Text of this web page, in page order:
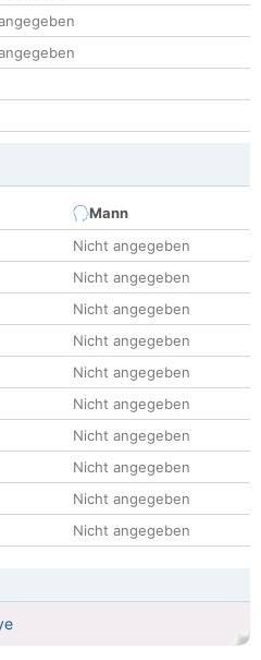
Mann
Nicht angegeben
Nicht angegeben
Nicht angegeben
Nicht angegeben
Nicht angegeben
Nicht angegeben
Nicht angegeben
Nicht angegeben
Nicht angegeben
Nicht angegeben